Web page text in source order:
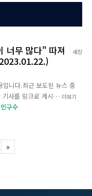
새창
너무 많다" 따져
니다.최근 보도된 뉴스 중
기사를 링크로 게시… 더보기
인구수